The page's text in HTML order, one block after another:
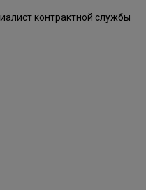
контрактной службы